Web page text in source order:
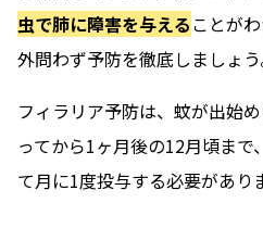
虫で肺に障害を与えることが
外問わず予防を徹底しましょう
フィラリア予防は、蚊が出始
ってから1ヶ月後の12月頃ま
て月に1度投与する必要があり